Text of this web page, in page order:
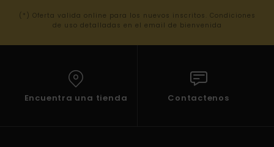
(*) Oferta valida online para los nuevos inscritos. Condiciones
de uso detalladas en el email de bienvenida
Encuentra una tienda Contactenos